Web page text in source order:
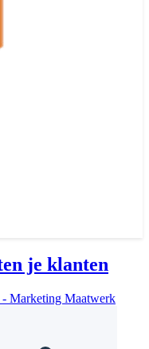
je klanten
Marketing Maatwerk